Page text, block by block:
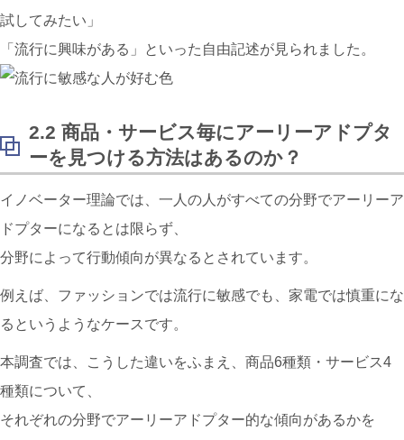
試してみたい」
「流行に興味がある」といった自由記述が見られました。
2.2 商品・サービス毎にアーリーアドプタ
ーを見つける方法はあるのか？
イノベーター理論では、一人の人がすべての分野でアーリーア
ドプターになるとは限らず、
分野によって行動傾向が異なるとされています。
例えば、ファッションでは流行に敏感でも、家電では慎重にな
るというようなケースです。
本調査では、こうした違いをふまえ、商品6種類・サービス4
種類について、
それぞれの分野でアーリーアドプター的な傾向があるかを